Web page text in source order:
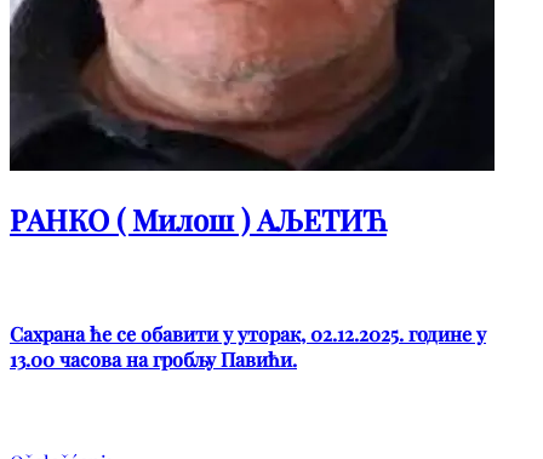
РАНКО ( Милош ) АЉЕТИЋ
Сахрана ће се обавити у уторак, 02.12.2025. године у
13.00 часова на гробљу Павићи.